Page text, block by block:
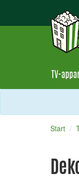
TV-
Start